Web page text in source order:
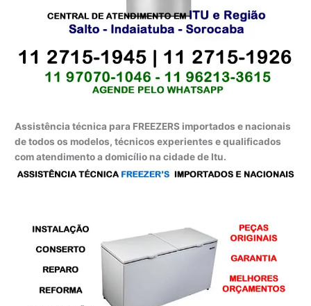
Assistência técnica para FREEZERS importados e nacionais
de todos os modelos, técnicos experientes e qualificados
com atendimento a domicílio na cidade de Itu.